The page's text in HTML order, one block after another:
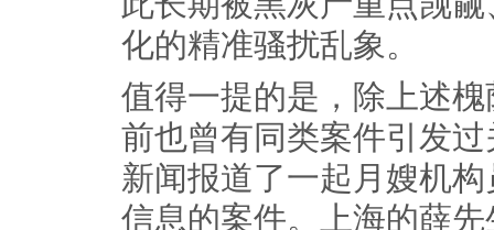
化的精准骚扰乱象。
值得一提的是，除上述
前也曾有同类案件引发
新闻报道了一起月嫂机
信息的案件。上海的薛